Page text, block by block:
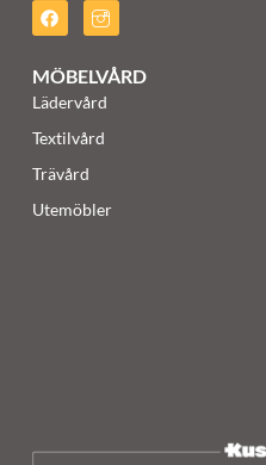
MÖBELVÅRD
Lädervård
Textilvård
Trävård
Utemöbler